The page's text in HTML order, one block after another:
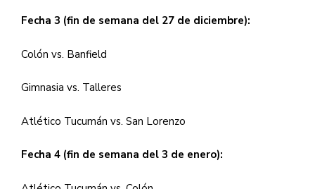
Fecha 3 (fin de semana del 27 de diciembre):
Colón vs. Banfield
Gimnasia vs. Talleres
Atlético Tucumán vs. San Lorenzo
Fecha 4 (fin de semana del 3 de enero):